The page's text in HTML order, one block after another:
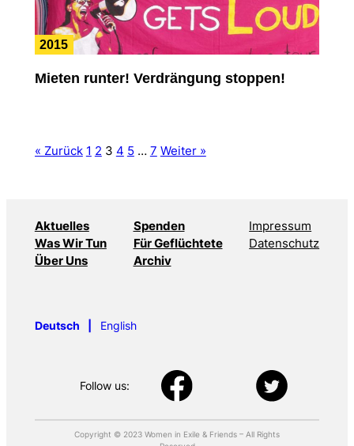
2015
Mieten runter! Verdrängung stoppen!
« Zurück 1 2 3 4 5 … 7 Weiter »
Aktuelles
Was Wir Tun
Über Uns
Spenden
Für Geflüchtete
Archiv
Impressum
Datenschutz
Deutsch English
Follow us:
Copyright © 2023 Women in Exile & Friends – All Rights